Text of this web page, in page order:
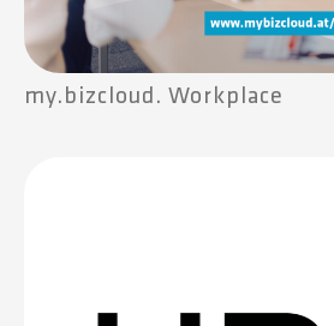
my.bizcloud. Workplace